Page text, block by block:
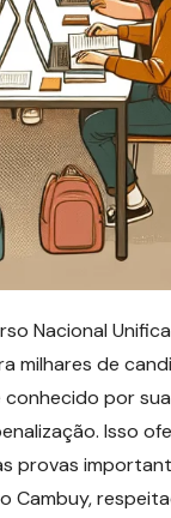
Nacional
milhares de
conhecido por
Isso
provas
Cambuy,